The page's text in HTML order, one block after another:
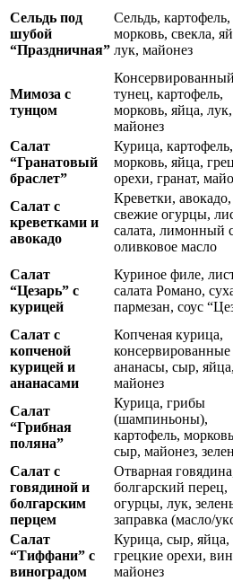
Сельдь под
шубой
“Праздничная”
Сельдь, картофель,
морковь, свекла,
лук, майонез
Мимоза с
тунцом
Консервированный
тунец, картофель,
морковь, яйца, лук,
майонез
Салат
“Гранатовый
браслет”
Курица, картофель,
морковь, яйца,
орехи, гранат,
Салат с
креветками и
авокадо
Креветки, авокадо,
свежие огурцы,
салата, лимонный
оливковое масло
Салат
“Цезарь” с
курицей
Куриное филе,
салата Романо,
пармезан, соус
Салат с
копченой
курицей и
ананасами
Копченая курица,
консервированные
ананасы, сыр, яйца,
майонез
Салат
“Грибная
поляна”
Курица, грибы
(шампиньоны),
картофель,
сыр, майонез,
Салат с
говядиной и
болгарским
перцем
Отварная
болгарский перец,
огурцы, лук,
заправка (масло/
Салат
“Тиффани” с
виноградом
Курица, сыр, яйца,
грецкие орехи,
майонез